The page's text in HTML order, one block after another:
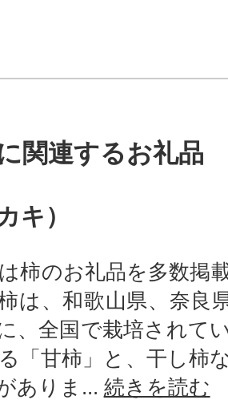
関連するお礼品
キ）
柿のお礼品を多数掲
は、和歌山県、奈良
、全国で栽培されて
「甘柿」と、干し柿
ありま... 続きを読む